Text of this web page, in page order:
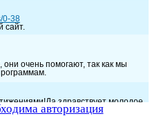
авторизация